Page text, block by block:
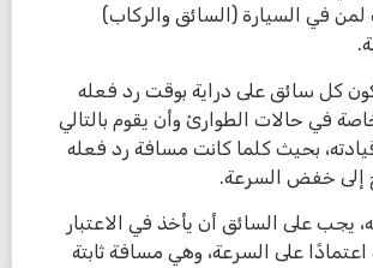
لمن في السيارة (السائق والركاب)
كل سائق على دراية بوقت رد فعله
في حالات الطوارئ وأن يقوم بالتالي
بحيث كلما كانت مسافة رد فعله
إلى خفض السرعة.
يجب على السائق أن يأخذ في الاعتبار
على السرعة، وهي مسافة ثابتة